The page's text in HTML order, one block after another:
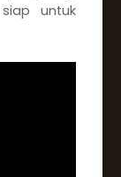
untuk